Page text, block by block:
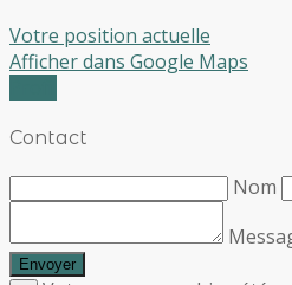
Votre position actuelle
Afficher dans Google Maps
Contact
Nom